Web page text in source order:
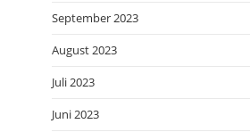
September 2023
August 2023
Juli 2023
Juni 2023